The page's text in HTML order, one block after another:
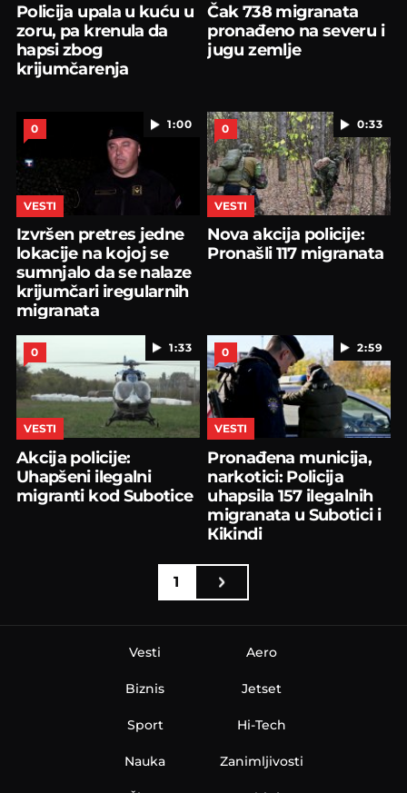
Policija upala u kuću u
zoru, pa krenula da
hapsi zbog
krijumčarenja
Čak 738 migranata
pronađeno na severu i
jugu zemlje
1:00
0
VESTI
Izvršen pretres jedne
lokacije na kojoj se
sumnjalo da se nalaze
krijumčari iregularnih
migranata
0:33
0
VESTI
Nova akcija policije:
Pronašli 117 migranata
1:33
0
VESTI
Akcija policije:
Uhapšeni ilegalni
migranti kod Subotice
2:59
0
VESTI
Pronađena municija,
narkotici: Policija
uhapsila 157 ilegalnih
migranata u Subotici i
Кikindi
1
Vesti
Biznis
Sport
Nauka
Aero
Jetset
Hi-Tech
Zanimljivosti